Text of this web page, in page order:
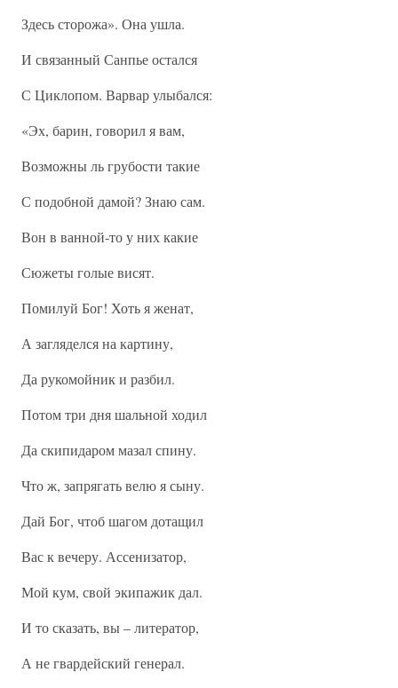
Здесь сторожа». Она ушла.
И связанный Санпье остался
С Циклопом. Варвар улыбался:
«Эх, барин, говорил я вам,
Возможны ль грубости такие
С подобной дамой? Знаю сам.
Вон в ванной-то у них какие
Сюжеты голые висят.
Помилуй Бог! Хоть я женат,
А загляделся на картину,
Да рукомойник и разбил.
Потом три дня шальной ходил
Да скипидаром мазал спину.
Что ж, запрягать велю я сыну.
Дай Бог, чтоб шагом дотащил
Вас к вечеру. Ассенизатор,
Мой кум, свой экипажик дал.
И то сказать, вы – литератор,
А не гвардейский генерал.